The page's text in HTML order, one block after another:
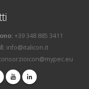
+39 348 885 3411
info@italicon.it